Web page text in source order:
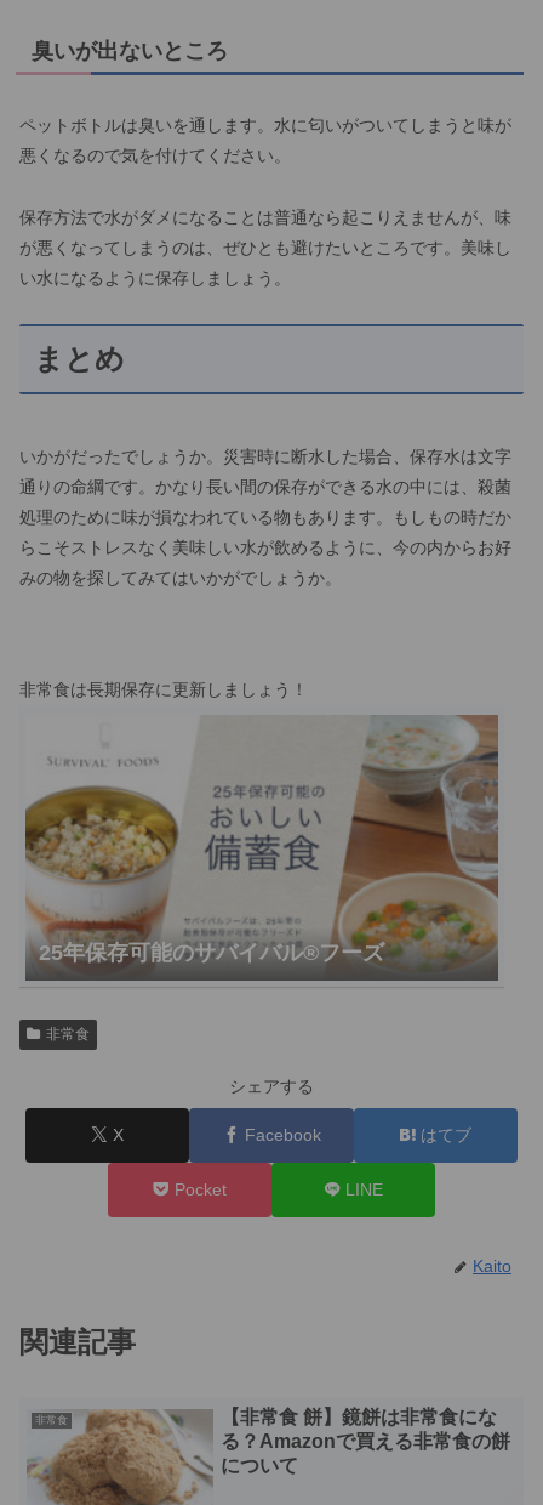
臭いが出ないところ
ペットボトルは臭いを通します。水に匂いがついてしまうと味が
悪くなるので気を付けてください。
保存方法で水がダメになることは普通なら起こりえませんが、味
が悪くなってしまうのは、ぜひとも避けたいところです。美味し
い水になるように保存しましょう。
まとめ
いかがだったでしょうか。災害時に断水した場合、保存水は文字
通りの命綱です。かなり長い間の保存ができる水の中には、殺菌
処理のために味が損なわれている物もあります。もしもの時だか
らこそストレスなく美味しい水が飲めるように、今の内からお好
みの物を探してみてはいかがでしょうか。
非常食は長期保存に更新しましょう！
25年保存可能のサバイバル®︎フーズ
非常食
シェアする
X Facebook はてブ
Pocket LINE
Kaito
関連記事
非常食
【非常食 餅】鏡餅は非常食にな
る？Amazonで買える非常食の餅
について